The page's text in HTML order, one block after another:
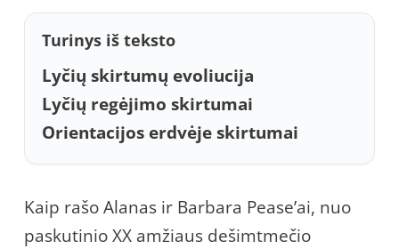
Turinys iš teksto
Lyčių skirtumų evoliucija
Lyčių regėjimo skirtumai
Orientacijos erdvėje skirtumai
Kaip rašo Alanas ir Barbara Pease’ai, nuo
paskutinio XX amžiaus dešimtmečio